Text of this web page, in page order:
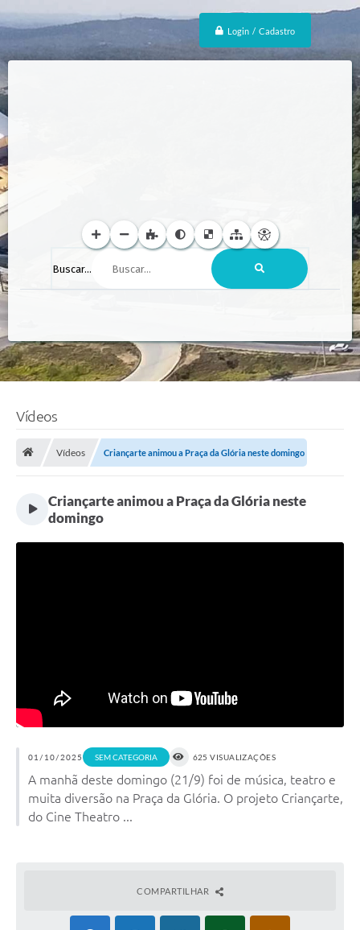
Login / Cadastro
Buscar...
Vídeos
Vídeos Criançarte animou a Praça da Glória neste domingo
Criançarte animou a Praça da Glória neste
domingo
01/10/2025 SEM CATEGORIA 625 VISUALIZAÇÕES
A manhã deste domingo (21/9) foi de música, teatro e
muita diversão na Praça da Glória. O projeto Criançarte,
do Cine Theatro ...
COMPARTILHAR